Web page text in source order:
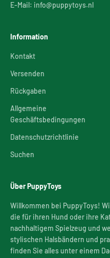
E-Mail: info@puppytoys.nl
Information
Kontakt
Versenden
Rückgaben
Allgemeine
Geschäftsbedingungen
Datenschutzrichtlinie
Suchen
Über PuppyToys
Willkommen bei PuppyToys!
die für ihren Hund oder ihre
nachhaltigem Spielzeug und
stylischen Halsbändern und
finden Sie alles unter einem